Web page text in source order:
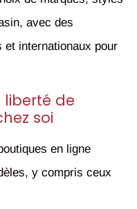
avec des
internationaux pour
liberté de
soi
en ligne
y compris ceux